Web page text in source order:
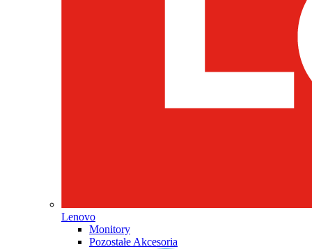
Lenovo
Monitory
Pozostałe Akcesoria